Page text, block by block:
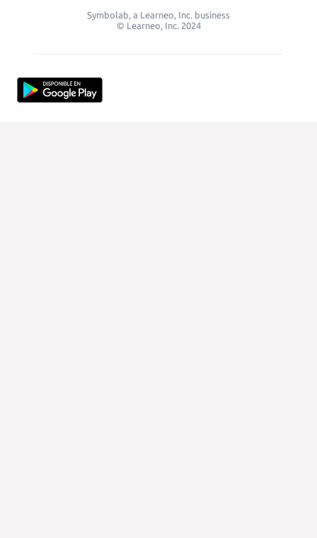
Symbolab, a Learneo, Inc. business
© Learneo, Inc. 2024